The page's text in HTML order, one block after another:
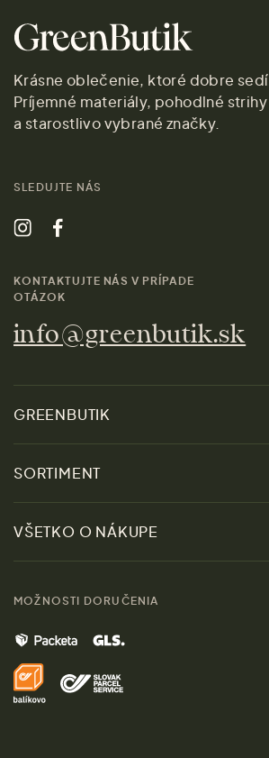
Krásne oblečenie, ktoré dobre sedí.
Príjemné materiály, pohodlné strihy
a starostlivo vybrané značky.
SLEDUJTE NÁS
KONTAKTUJTE NÁS V PRÍPADE
OTÁZOK
info@greenbutik.sk
GREENBUTIK
Udržateľnosť
Kontakt
Značky
Pre médiá
SORTIMENT
Zľavy
Ženy
Muži
Domov
Darčeky
VŠETKO O NÁKUPE
Doprava a platba
MOŽNOSTI DORUČENIA